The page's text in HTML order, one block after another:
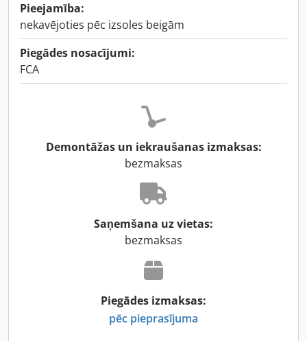
Pieejamība:
nekavējoties pēc izsoles beigām
Piegādes nosacījumi:
FCA
Demontāžas un iekraušanas izmaksas:
bezmaksas
Saņemšana uz vietas:
bezmaksas
Piegādes izmaksas:
pēc pieprasījuma